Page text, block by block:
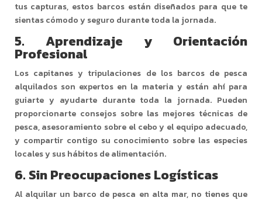
tus capturas, estos barcos están diseñados para que te
sientas cómodo y seguro durante toda la jornada.
5. Aprendizaje y Orientación
Profesional
Los capitanes y tripulaciones de los barcos de pesca
alquilados son expertos en la materia y están ahí para
guiarte y ayudarte durante toda la jornada. Pueden
proporcionarte consejos sobre las mejores técnicas de
pesca, asesoramiento sobre el cebo y el equipo adecuado,
y compartir contigo su conocimiento sobre las especies
locales y sus hábitos de alimentación.
6. Sin Preocupaciones Logísticas
Al alquilar un barco de pesca en alta mar, no tienes que